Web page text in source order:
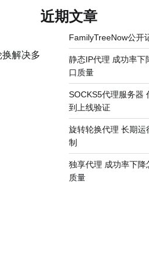
解决多
近期文章
FamilyTreeNow公开
静态IP代理 成功率下
口质量
SOCKS5代理服务器
到上线验证
旋转轮换代理 长期
制
独享代理 成功率下降
质量